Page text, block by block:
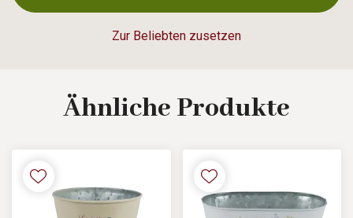
Zur Beliebten zusetzen
Ähnliche Produkte